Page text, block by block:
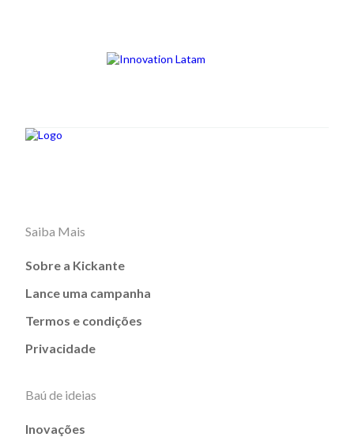
Saiba Mais
Sobre a Kickante
Lance uma campanha
Termos e condições
Privacidade
Baú de ideias
Inovações